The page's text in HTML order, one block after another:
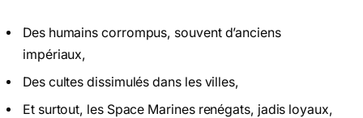
Des humains corrompus, souvent d’anciens
impériaux,
Des cultes dissimulés dans les villes,
Et surtout, les Space Marines renégats, jadis loyaux,